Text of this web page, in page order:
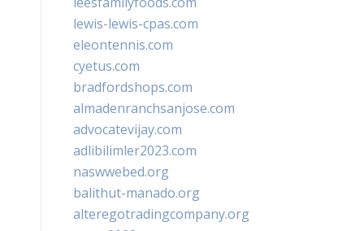
lewis-lewis-cpas.com
eleontennis.com
cyetus.com
bradfordshops.com
almadenranchsanjose.com
advocatevijay.com
adlibilimler2023.com
naswwebed.org
balithut-manado.org
alteregotradingcompany.org